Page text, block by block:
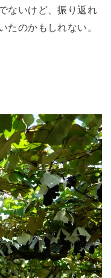
ないけど、振り返れ
たのかもしれない。